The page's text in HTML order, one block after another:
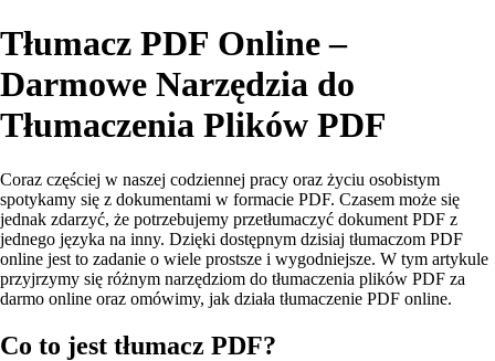
Tłumacz PDF Online –
Darmowe Narzędzia do
Tłumaczenia Plików PDF
Coraz częściej w naszej codziennej pracy oraz życiu osobistym
spotykamy się z dokumentami w formacie PDF. Czasem może się
jednak zdarzyć, że potrzebujemy przetłumaczyć dokument PDF z
jednego języka na inny. Dzięki dostępnym dzisiaj tłumaczom PDF
online jest to zadanie o wiele prostsze i wygodniejsze. W tym artykule
przyjrzymy się różnym narzędziom do tłumaczenia plików PDF za
darmo online oraz omówimy, jak działa tłumaczenie PDF online.
Co to jest tłumacz PDF?